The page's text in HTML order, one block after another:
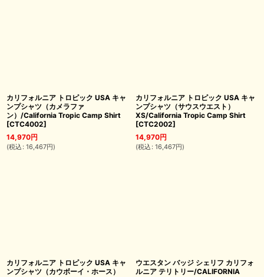
カリフォルニア トロピック USA キャ
ンプシャツ（カメラファ
ン）/California Tropic Camp Shirt
[CTC4002]
14,970円
(税込 : 16,467円)
カリフォルニア トロピック USA キャ
ンプシャツ（サウスウエスト）
XS/California Tropic Camp Shirt
[CTC2002]
14,970円
(税込 : 16,467円)
カリフォルニア トロピック USA キャ
ンプシャツ（カウボーイ・ホース）
ウエスタン バッジ シェリフ カリフォ
ルニア テリトリー/CALIFORNIA